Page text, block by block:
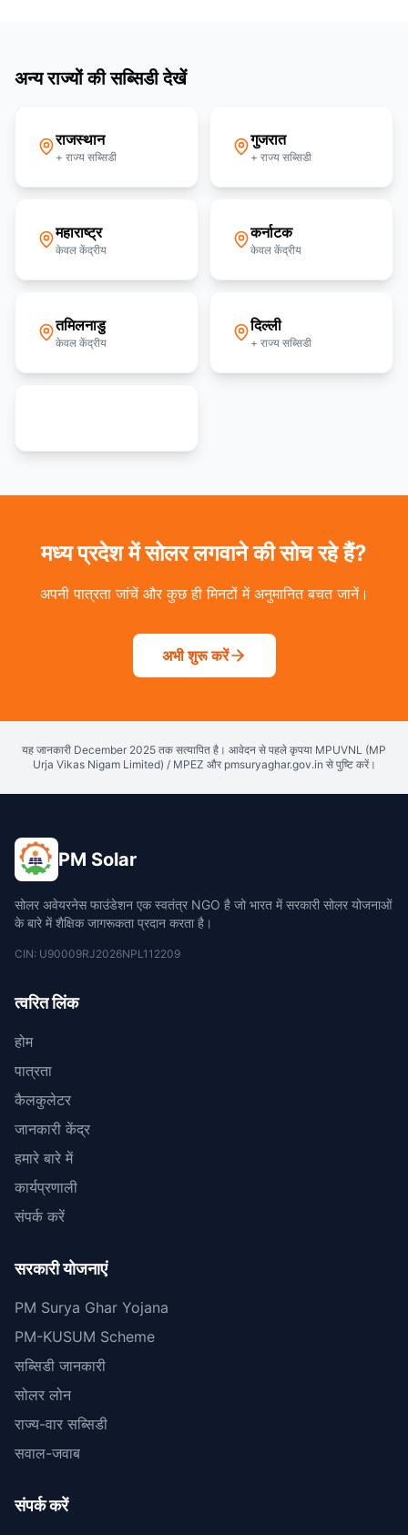
अन्य राज्यों की सब्सिडी देखें
राजस्थान
+ राज्य सब्सिडी
गुजरात
+ राज्य सब्सिडी
महाराष्ट्र
केवल केंद्रीय
कर्नाटक
केवल केंद्रीय
तमिलनाडु
केवल केंद्रीय
दिल्ली
+ राज्य सब्सिडी
मध्य प्रदेश में सोलर लगवाने की सोच रहे हैं?
अपनी पात्रता जांचें और कुछ ही मिनटों में अनुमानित बचत जानें।
अभी शुरू करें
यह जानकारी December 2025 तक सत्यापित है। आवेदन से पहले कृपया MPUVNL (MP
Urja Vikas Nigam Limited) / MPEZ और pmsuryaghar.gov.in से पुष्टि करें।
PM Solar
सोलर अवेयरनेस फाउंडेशन एक स्वतंत्र NGO है जो भारत में सरकारी सोलर योजनाओं
के बारे में शैक्षिक जागरूकता प्रदान करता है।
CIN: U90009RJ2026NPL112209
त्वरित लिंक
होम
पात्रता
कैलकुलेटर
जानकारी केंद्र
हमारे बारे में
कार्यप्रणाली
संपर्क करें
सरकारी योजनाएं
PM Surya Ghar Yojana
PM-KUSUM Scheme
सब्सिडी जानकारी
सोलर लोन
राज्य-वार सब्सिडी
सवाल-जवाब
संपर्क करें